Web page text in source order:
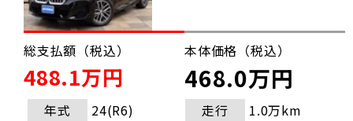
総支払額（税込）
488.1万円
本体価格（税込）
468.0万円
年式 24(R6) 走行
1.0万km